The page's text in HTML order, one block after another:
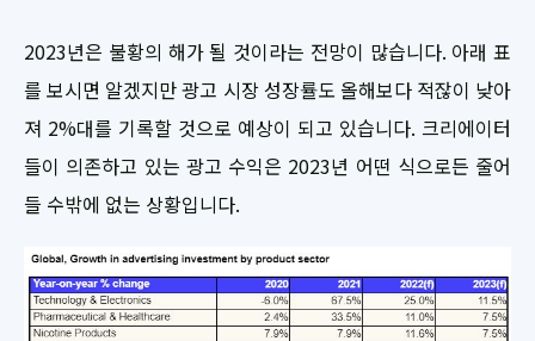
2023년은 불황의 해가 될 것이라는 전망이 많습니다. 아래 표
를 보시면 알겠지만 광고 시장 성장률도 올해보다 적잖이 낮아
져 2%대를 기록할 것으로 예상이 되고 있습니다. 크리에이터
들이 의존하고 있는 광고 수익은 2023년 어떤 식으로든 줄어
들 수밖에 없는 상황입니다.